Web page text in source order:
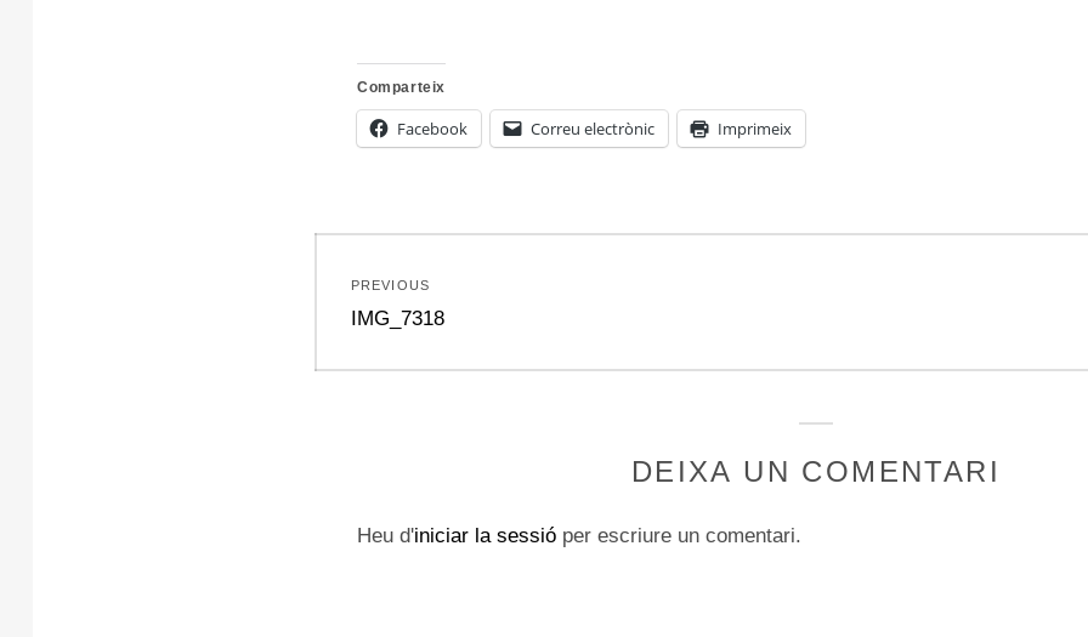
Comparteix
Facebook Correu electrònic Imprimeix
d'entrades
PREVIOUS
Previous
IMG_7318
DEIXA UN COMENTARI
Heu d'iniciar la sessió per escriure un comentari.